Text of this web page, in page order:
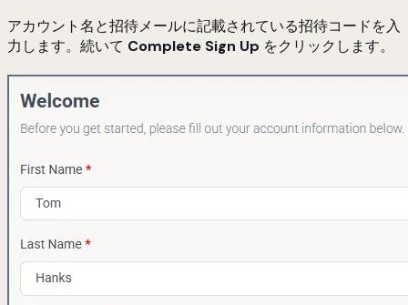
アカウント名と招待メールに記載されている招待コードを入
力します。続いて Complete Sign Up をクリックします。